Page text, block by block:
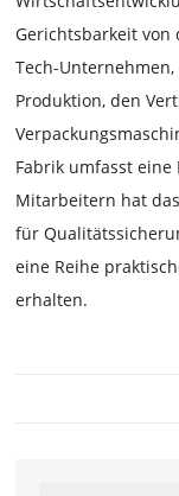
Gerichtsbarkeit von
Tech-
Produktion, den
Fabrik umfasst eine
Mitarbeitern hat
für
eine Reihe
erhalten.